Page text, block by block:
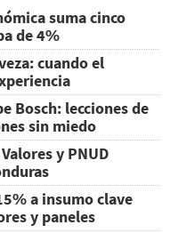
suma cinco
de 4%
cuando el
Bosch: lecciones de
sin miedo
y PNUD
a insumo clave
y paneles